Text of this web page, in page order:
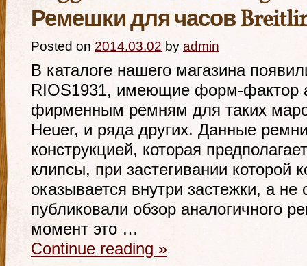
Ремешки для часов
Posted on 2014.03.02 by admin
В каталоге нашего магазина
RIOS1931, имеющие форм-фактор
фирменным ремням для таких
Heuer, и ряда других. Данные
конструкцией, которая
клипсы, при застегивании которой
оказывается внутри застежки, а
публиковали обзор аналогичного
момент это …
Continue reading »